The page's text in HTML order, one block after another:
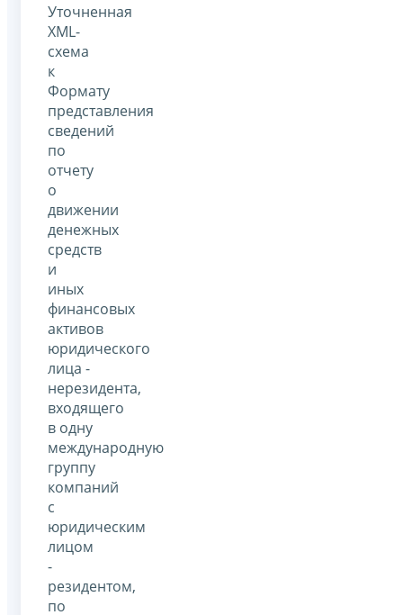
Уточненная
XML-
схема
к
Формату
представления
сведений
по
отчету
о
движении
денежных
средств
и
иных
финансовых
активов
юридического
лица -
нерезидента,
входящего
в одну
международную
группу
компаний
с
юридическим
лицом
-
резидентом,
по